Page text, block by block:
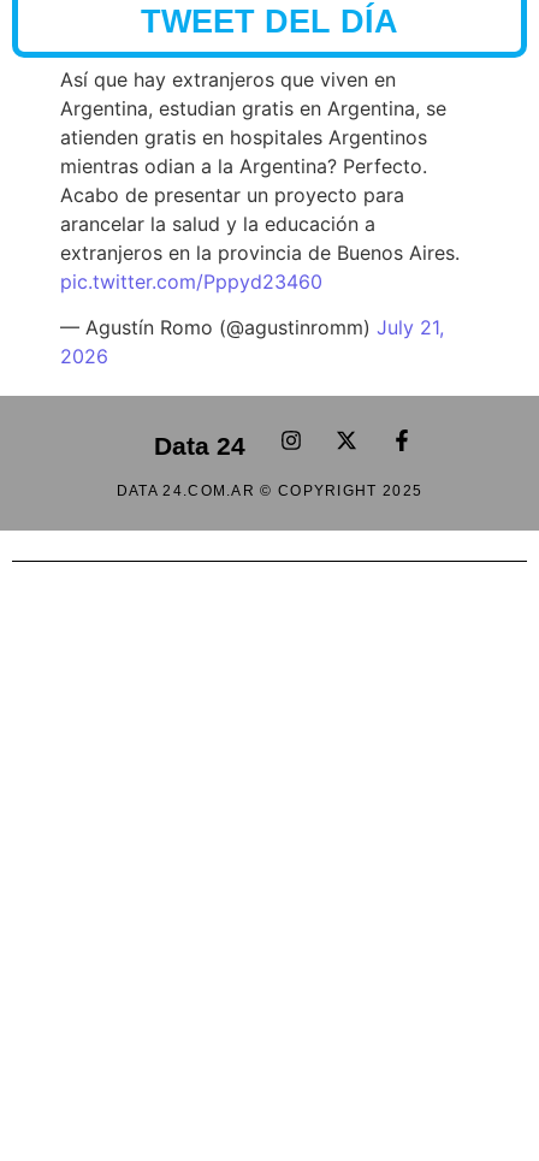
TWEET DEL DÍA
Así que hay extranjeros que viven en
Argentina, estudian gratis en Argentina, se
atienden gratis en hospitales Argentinos
mientras odian a la Argentina? Perfecto.
Acabo de presentar un proyecto para
arancelar la salud y la educación a
extranjeros en la provincia de Buenos Aires.
pic.twitter.com/Pppyd23460
— Agustín Romo (@agustinromm) July 21,
2026
Data 24
DATA 24.COM.AR © COPYRIGHT 2025